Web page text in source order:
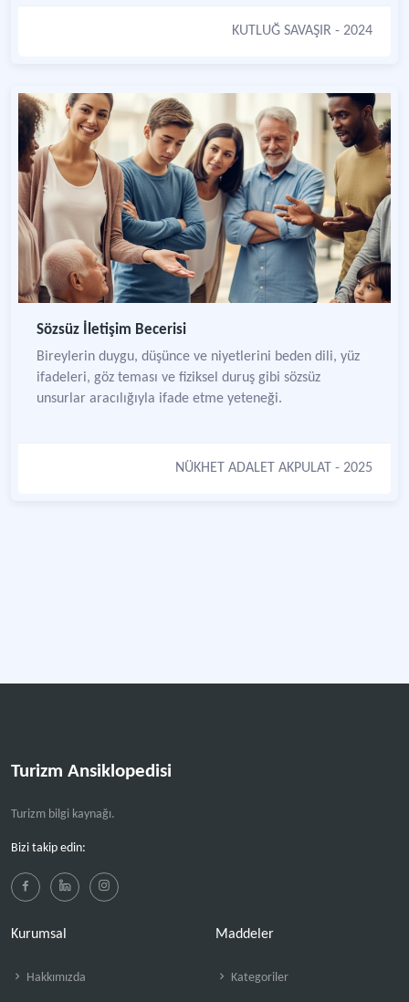
KUTLUĞ SAVAŞIR - 2024
Sözsüz İletişim Becerisi
Bireylerin duygu, düşünce ve niyetlerini beden dili, yüz
ifadeleri, göz teması ve fiziksel duruş gibi sözsüz
unsurlar aracılığıyla ifade etme yeteneği.
NÜKHET ADALET AKPULAT - 2025
Turizm Ansiklopedisi
Turizm bilgi kaynağı.
Bizi takip edin:
Kurumsal
Hakkımızda
Maddeler
Kategoriler